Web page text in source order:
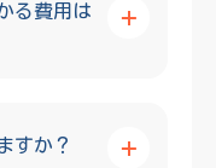
る費用は
すか？